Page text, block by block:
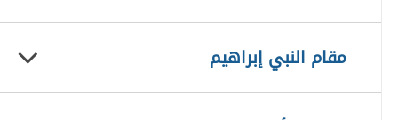
مقام النبي إبراهيم